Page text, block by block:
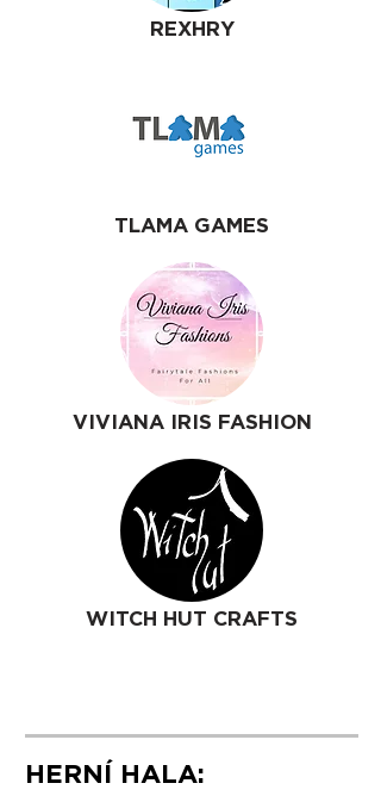
REXHRY
TLAMA GAMES
VIVIANA IRIS FASHION
WITCH HUT CRAFTS
HERNÍ HALA: